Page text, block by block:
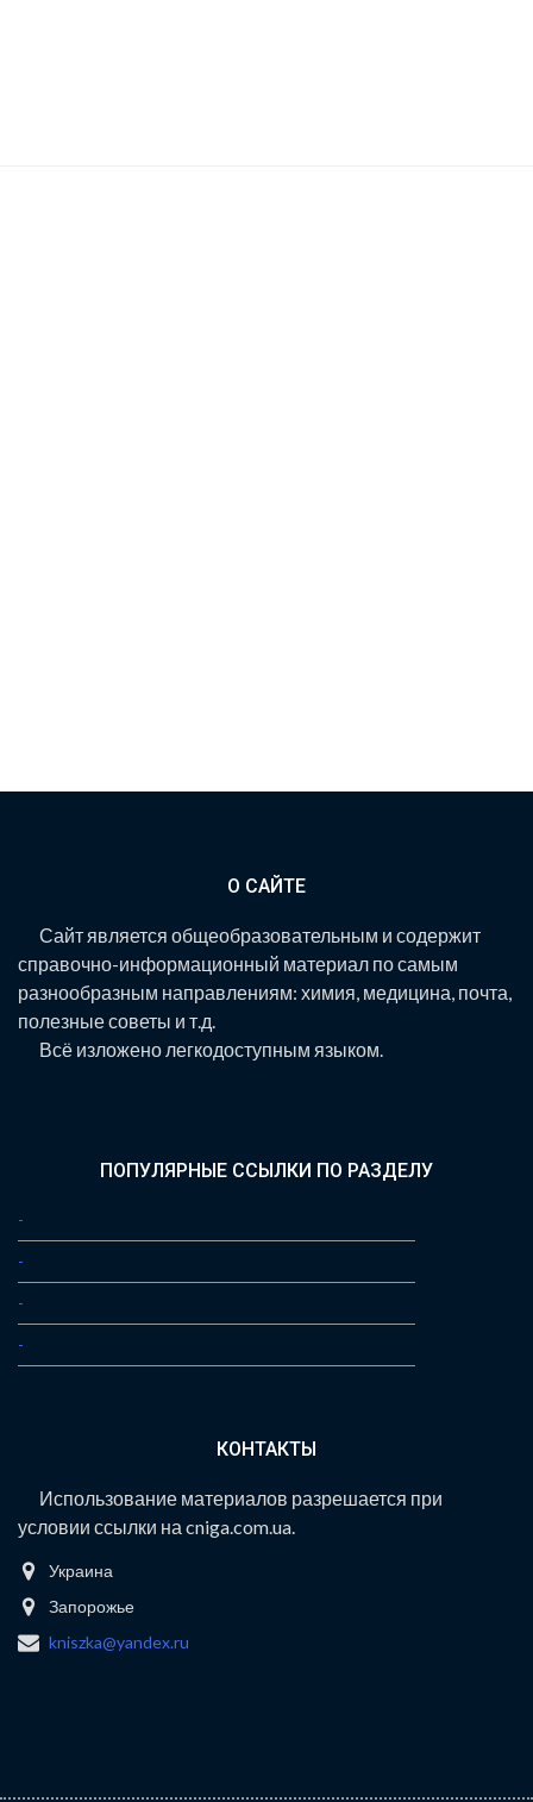
О САЙТЕ
Сайт является общеобразовательным и содержит
справочно-информационный материал по самым
разнообразным направлениям: химия, медицина, почта,
полезные советы и т.д.
Всё изложено легкодоступным языком.
ПОПУЛЯРНЫЕ ССЫЛКИ ПО РАЗДЕЛУ
-
-
-
-
КОНТАКТЫ
Использование материалов разрешается при
условии ссылки на cniga.com.ua.
Украина
Запорожье
kniszka@yandex.ru